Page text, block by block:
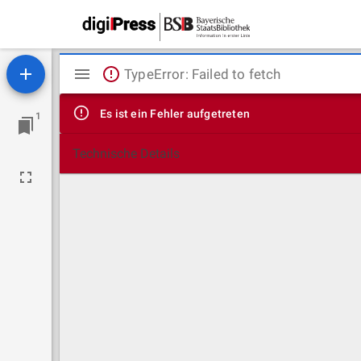
1
Mirador
Viewer
TypeError: Failed to fetch
Es ist ein Fehler aufgetreten
Technische Details